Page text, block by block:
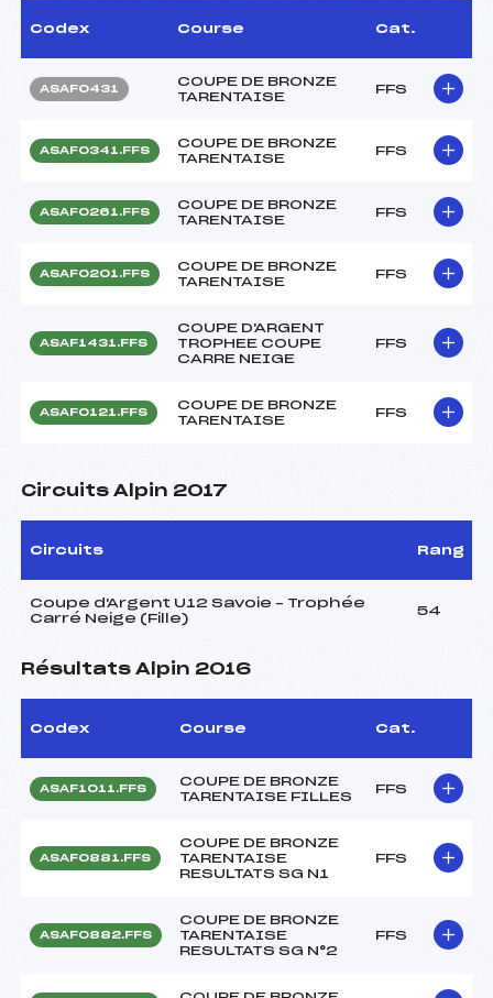
Codex Course Cat.
ASAF0431
COUPE DE BRONZE
TARENTAISE
FFS
ASAF0341.FFS
COUPE DE BRONZE
TARENTAISE
FFS
ASAF0261.FFS
COUPE DE BRONZE
TARENTAISE
FFS
ASAF0201.FFS
COUPE DE BRONZE
TARENTAISE
FFS
ASAF1431.FFS
COUPE D'ARGENT
TROPHEE COUPE
CARRE NEIGE
FFS
ASAF0121.FFS
COUPE DE BRONZE
TARENTAISE
FFS
Circuits Alpin 2017
Circuits Rang
Coupe d'Argent U12 Savoie – Trophée
Carré Neige (Fille)
54
Résultats Alpin 2016
Codex Course Cat.
ASAF1011.FFS
COUPE DE BRONZE
TARENTAISE FILLES
FFS
ASAF0881.FFS
COUPE DE BRONZE
TARENTAISE
RESULTATS SG N1
FFS
ASAF0882.FFS
COUPE DE BRONZE
TARENTAISE
RESULTATS SG N°2
FFS